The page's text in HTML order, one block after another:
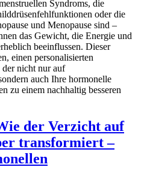
Syndroms, die
oder die
und Menopause sind –
das Gewicht, die Energie und
beeinflussen. Dieser
einen personalisierten
nicht nur auf
auch Ihre hormonelle
zu einem nachhaltig besseren
der Verzicht auf
transformiert –